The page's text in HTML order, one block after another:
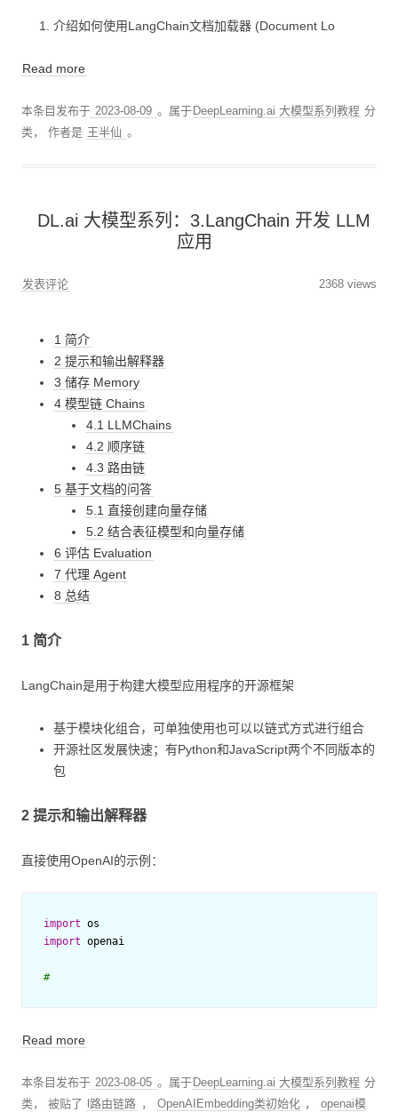
介绍如何使用LangChain文档加载器 (Document Lo
Read more
本条目发布于 2023-08-09 。属于DeepLearning.ai 大模型系列教程 分
类， 作者是 王半仙 。
DL.ai 大模型系列：3.LangChain 开发 LLM
应用
发表评论 2368 views
1 简介
2 提示和输出解释器
3 储存 Memory
4 模型链 Chains
4.1 LLMChains
4.2 顺序链
4.3 路由链
5 基于文档的问答
5.1 直接创建向量存储
5.2 结合表征模型和向量存储
6 评估 Evaluation
7 代理 Agent
8 总结
1 简介
LangChain是用于构建大模型应用程序的开源框架
基于模块化组合，可单独使用也可以以链式方式进行组合
开源社区发展快速；有Python和JavaScript两个不同版本的
包
2 提示和输出解释器
直接使用OpenAI的示例：
import os
import openai
#
Read more
本条目发布于 2023-08-05 。属于 DeepLearning.ai 大模型系列教程 分
类， 被贴了
l路由链路 ， OpenAIEmbedding类初始化 ， openai模